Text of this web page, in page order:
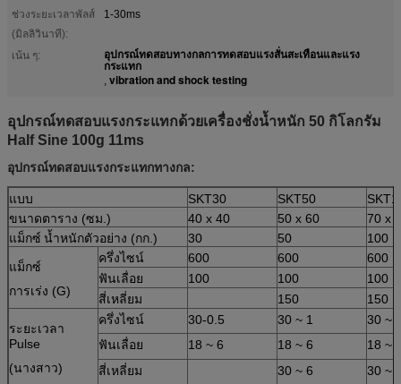
ช่วงระยะเวลาพัลส์
(มิลลิวินาที):
1-30ms
เน้น ๆ: อุปกรณ์ทดสอบทางกลการทดสอบแรงสั่นสะเทือนและแรง
กระแทก
, vibration and shock testing
อุปกรณ์ทดสอบแรงกระแทกด้วยเครื่องชั่งน้ำหนัก 50 กิโลกรัม
Half Sine 100g 11ms
อุปกรณ์ทดสอบแรงกระแทกทางกล:
แบบ SKT30 SKT50
ขนาดตาราง (ซม.)
40 x 40 50 x 60
70 x
แม็กซ์ น้ำหนักตัวอย่าง (กก.) 30 50
100
แม็กซ์
การเร่ง (G)
ครึ่งไซน์ 600 600
600
ฟันเลื่อย
100 100
100
สี่เหลี่ยม
150 150
ระยะเวลา
Pulse
(นางสาว)
ครึ่งไซน์ 30-0.5 30 ~ 1
30 ~
ฟันเลื่อย
18 ~ 6 18 ~ 6
18 ~
สี่เหลี่ยม
30 ~ 6
30 ~